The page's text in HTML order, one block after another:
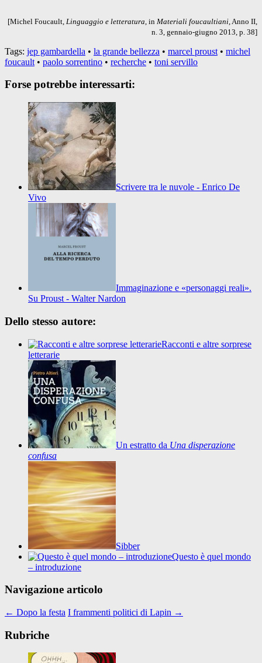
[Michel Foucault, Linguaggio e letteratura , in Materiali foucaultiani , Anno II,
n. 3, gennaio-giugno 2013, p. 38]
Tags: jep gambardella • la grande bellezza • marcel proust • michel
foucault • paolo sorrentino • recherche • toni servillo
Forse potrebbe interessarti:
Scrivere tra le nuvole - Enrico De
Vivo
Immaginazione e «personaggi reali».
Su Proust - Walter Nardon
Dello stesso autore:
Racconti e altre sorprese
letterarie
Un estratto da Una disperazione
confusa
Sibber
Questo è quel mondo
– introduzione
Navigazione articolo
← Dopo la festa I frammenti politici di Lapin →
Rubriche